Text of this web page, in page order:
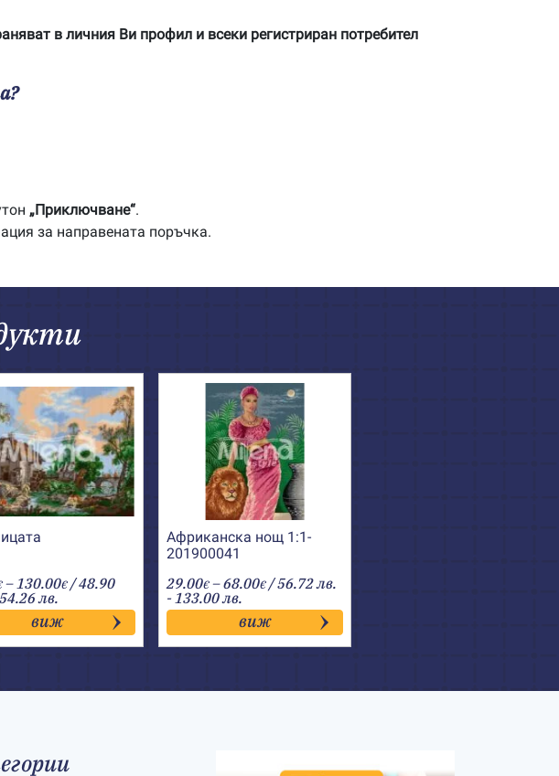
в личния Ви профил и всеки регистриран потребител
„Приключване“.
за направената поръчка.
–130.00€Price
range:
25.00€
through
130.00€
/ 48.90
лв.
виж
Африканска нощ 1:1-
201900041
29.00€ –68.00€Price
range:
29.00€
through
68.00€
/ 56.72 лв.
- 133.00 лв.
виж